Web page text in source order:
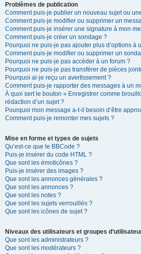
Problèmes de publication
Comment puis-je publier un nouveau sujet ou
Comment puis-je modifier ou supprimer un
Comment puis-je insérer une signature à mon
Comment puis-je créer un sondage ?
Pourquoi ne puis-je pas ajouter plus d’options à
Comment puis-je modifier ou supprimer un
Pourquoi ne puis-je pas accéder à un forum ?
Pourquoi ne puis-je pas transférer de pièces
Pourquoi ai-je reçu un avertissement ?
Comment puis-je rapporter des messages à un
À quoi sert le bouton « Enregistrer comme
rédaction d’un sujet ?
Pourquoi mon message a-t-il besoin d’être
Comment puis-je remonter mes sujets ?
Mise en forme et types de sujets
Qu’est-ce que le BBCode ?
Puis-je insérer du code HTML ?
Que sont les émoticônes ?
Puis-je insérer des images ?
Que sont les annonces générales ?
Que sont les annonces ?
Que sont les notes ?
Que sont les sujets verrouillés ?
Que sont les icônes de sujet ?
Niveaux des utilisateurs et groupes
Que sont les administrateurs ?
Que sont les modérateurs ?